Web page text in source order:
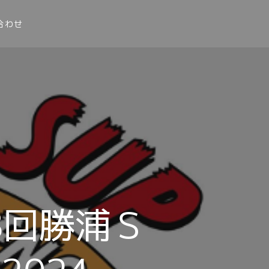
わせ
勝浦Ｓ